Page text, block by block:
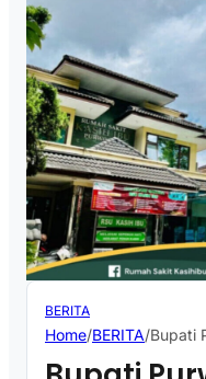
BERITA
Home/BERITA/Bupati